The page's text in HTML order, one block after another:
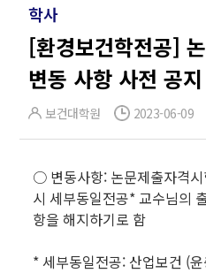
학사
[환경보건학전공]
변동 사항 사전 공지
보건대학원 2023-06-09
○ 변동사항: 논문제출자격
시 세부동일전공* 교수님의
항을 해지하기로 함
* 세부동일전공: 산업보건 (